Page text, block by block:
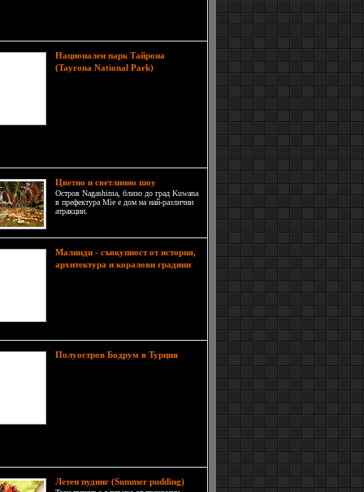
Национален парк Тайрона
(Tayrona National Park)На
Цветно и светлинно шоу
Остров Nagashima, близо до град Kuwana
в префектура Mie е дом на най-различни
атракции.
Малинди - съвкупност от история,
архитектура и коралови градини
Полуостров Бодрум в Турция
Летен пудинг (Summer pudding)